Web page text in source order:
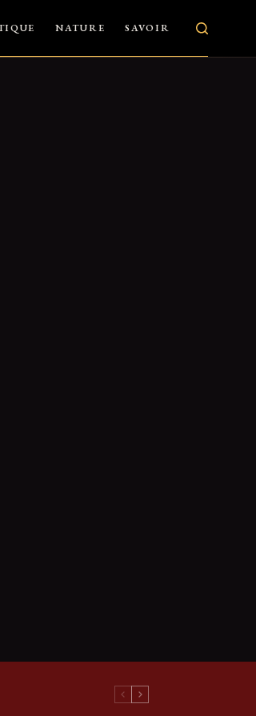
NATURE SAVOIR